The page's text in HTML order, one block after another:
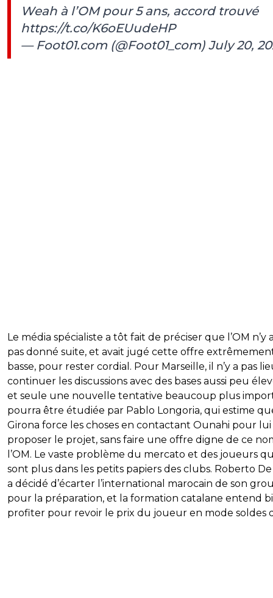
Weah à l’OM pour 5 ans, accord trouvé
https://t.co/K6oEUudeHP
— Foot01.com (@Foot01_com) July 20,
Le média spécialiste a tôt fait de préciser que l’OM n’y
pas donné suite, et avait jugé cette offre
basse, pour rester cordial. Pour Marseille, il n’y a pas
continuer les discussions avec des bases aussi peu
et seule une nouvelle tentative beaucoup plus
pourra être étudiée par Pablo Longoria, qui estime
Girona force les choses en contactant Ounahi pour lui
proposer le projet, sans faire une offre digne de ce
l’OM. Le vaste problème du mercato et des joueurs
sont plus dans les petits papiers des clubs. Roberto
a décidé d’écarter l’international marocain de son
pour la préparation, et la formation catalane entend
profiter pour revoir le prix du joueur en mode soldes